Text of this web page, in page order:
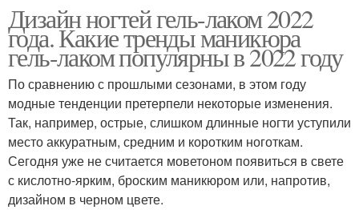
Дизайн ногтей гель-лаком 2022
года. Какие тренды маникюра
гель-лаком популярны в 2022 году
По сравнению с прошлыми сезонами, в этом году
модные тенденции претерпели некоторые изменения.
Так, например, острые, слишком длинные ногти уступили
место аккуратным, средним и коротким ноготкам.
Сегодня уже не считается моветоном появиться в свете
с кислотно-ярким, броским маникюром или, напротив,
дизайном в черном цвете.